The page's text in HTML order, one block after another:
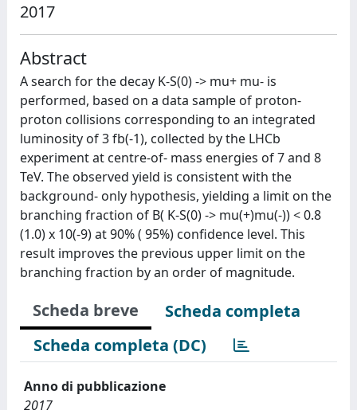
2017
Abstract
A search for the decay K-S(0) -> mu+ mu- is
performed, based on a data sample of proton-
proton collisions corresponding to an integrated
luminosity of 3 fb(-1), collected by the LHCb
experiment at centre-of- mass energies of 7 and 8
TeV. The observed yield is consistent with the
background- only hypothesis, yielding a limit on the
branching fraction of B( K-S(0) -> mu(+)mu(-)) < 0.8
(1.0) x 10(-9) at 90% ( 95%) confidence level. This
result improves the previous upper limit on the
branching fraction by an order of magnitude.
Scheda breve
Scheda completa
Scheda completa (DC)
Anno di pubblicazione
2017